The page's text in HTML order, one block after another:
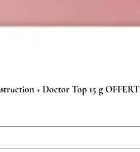
+ Doctor Top 15 g OFFERT